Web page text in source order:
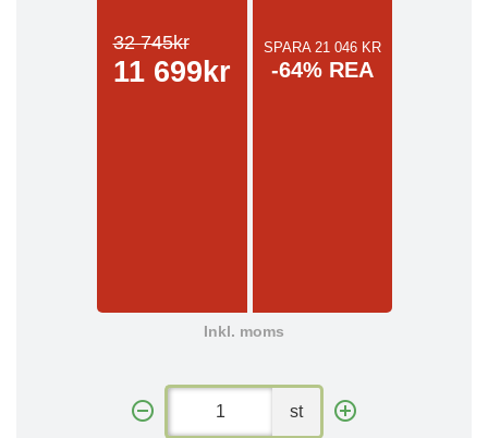
32 745kr
11 699kr
SPARA 21 046 KR
-64% REA
Inkl. moms
st